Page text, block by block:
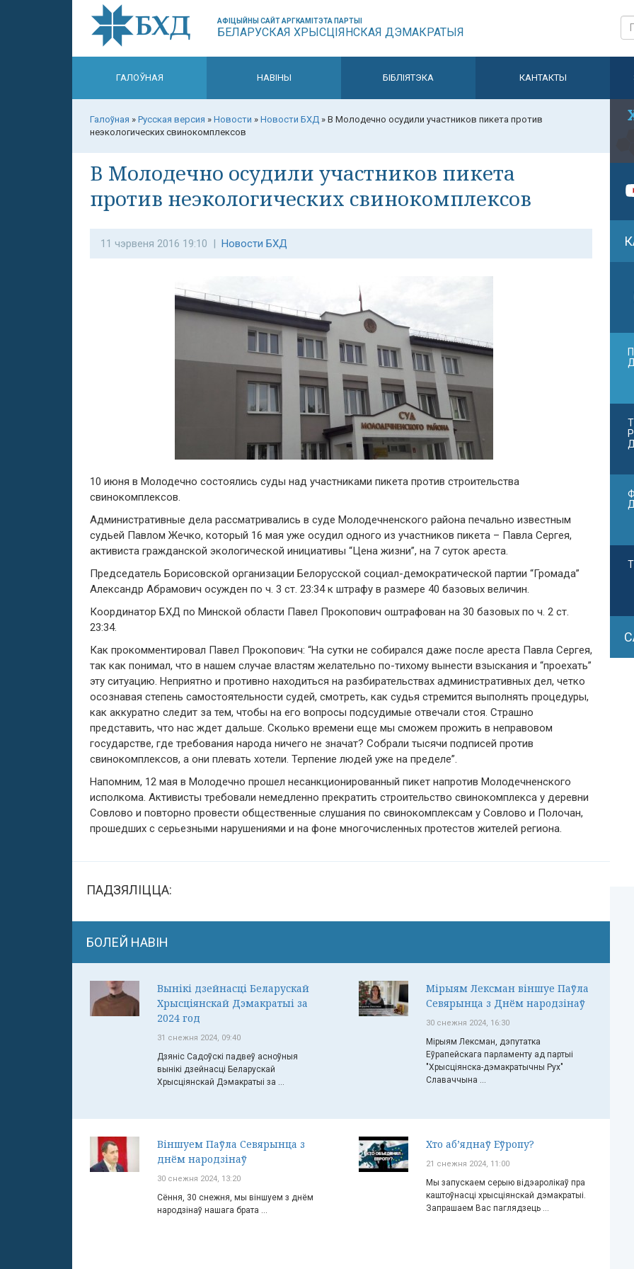
АФІЦЫЙНЫ САЙТ АРГКАМІТЭТА ПАРТЫІ
БЕЛАРУСКАЯ ХРЫСЦІЯНСКАЯ ДЭМАКРАТЫЯ
ГАЛОЎНАЯ НАВІНЫ БІБЛІЯТЭКА КАНТАКТЫ
Галоўная » Русская версия » Новости » Новости БХД » В Молодечно осудили участников пикета против
неэкологических свинокомплексов
В Молодечно осудили участников пикета
против неэкологических свинокомплексов
11 чэрвеня 2016 19:10 | Новости БХД
10 июня в Молодечно состоялись суды над участниками пикета против строительства
свинокомплексов.
Административные дела рассматривались в суде Молодечненского района печально известным
судьей Павлом Жечко, который 16 мая уже осудил одного из участников пикета – Павла Сергея,
активиста гражданской экологической инициативы “Цена жизни”, на 7 суток ареста.
Председатель Борисовской организации Белорусской социал-демократической партии “Громада”
Александр Абрамович осужден по ч. 3 ст. 23:34 к штрафу в размере 40 базовых величин.
Координатор БХД по Минской области Павел Прокопович оштрафован на 30 базовых по ч. 2 ст.
23:34.
Как прокомментировал Павел Прокопович: “На сутки не собирался даже после ареста Павла Сергея,
так как понимал, что в нашем случае властям желательно по-тихому вынести взыскания и “проехать”
эту ситуацию. Неприятно и противно находиться на разбирательствах административных дел, четко
осознавая степень самостоятельности судей, смотреть, как судья стремится выполнять процедуры,
как аккуратно следит за тем, чтобы на его вопросы подсудимые отвечали стоя. Страшно
представить, что нас ждет дальше. Сколько времени еще мы сможем прожить в неправовом
государстве, где требования народа ничего не значат? Собрали тысячи подписей против
свинокомплексов, а они плевать хотели. Терпение людей уже на пределе”.
Напомним, 12 мая в Молодечно прошел несанкционированный пикет напротив Молодечненского
исполкома. Активисты требовали немедленно прекратить строительство свинокомплекса у деревни
Совлово и повторно провести общественные слушания по свинокомплексам у Совлово и Полочан,
прошедших с серьезными нарушениями и на фоне многочисленных протестов жителей региона.
ПАДЗЯЛІЦЦА:
БОЛЕЙ НАВІН
Вынікі дзейнасці Беларускай
Хрысціянскай Дэмакратыі за
2024 год
31 снежня 2024, 09:40
Дзяніс Садоўскі падвеў асноўныя
вынікі дзейнасці Беларускай
Хрысціянскай Дэмакратыі за ...
Мірыям Лексман віншуе Паўла
Севярынца з Днём народзінаў
30 снежня 2024, 16:30
Мірыям Лексман, дэпутатка
Еўрапейскага парламенту ад партыі
"Хрысціянска-дэмакратычны Рух"
Славаччына ...
Віншуем Паўла Севярынца з
днём народзінаў
30 снежня 2024, 13:20
Сёння, 30 снежня, мы віншуем з днём
народзінаў нашага брата ...
Хто аб’яднаў Еўропу?
21 снежня 2024, 11:00
Мы запускаем серыю відэаролікаў пра
каштоўнасці хрысціянскай дэмакратыі.
Запрашаем Вас паглядзець ...